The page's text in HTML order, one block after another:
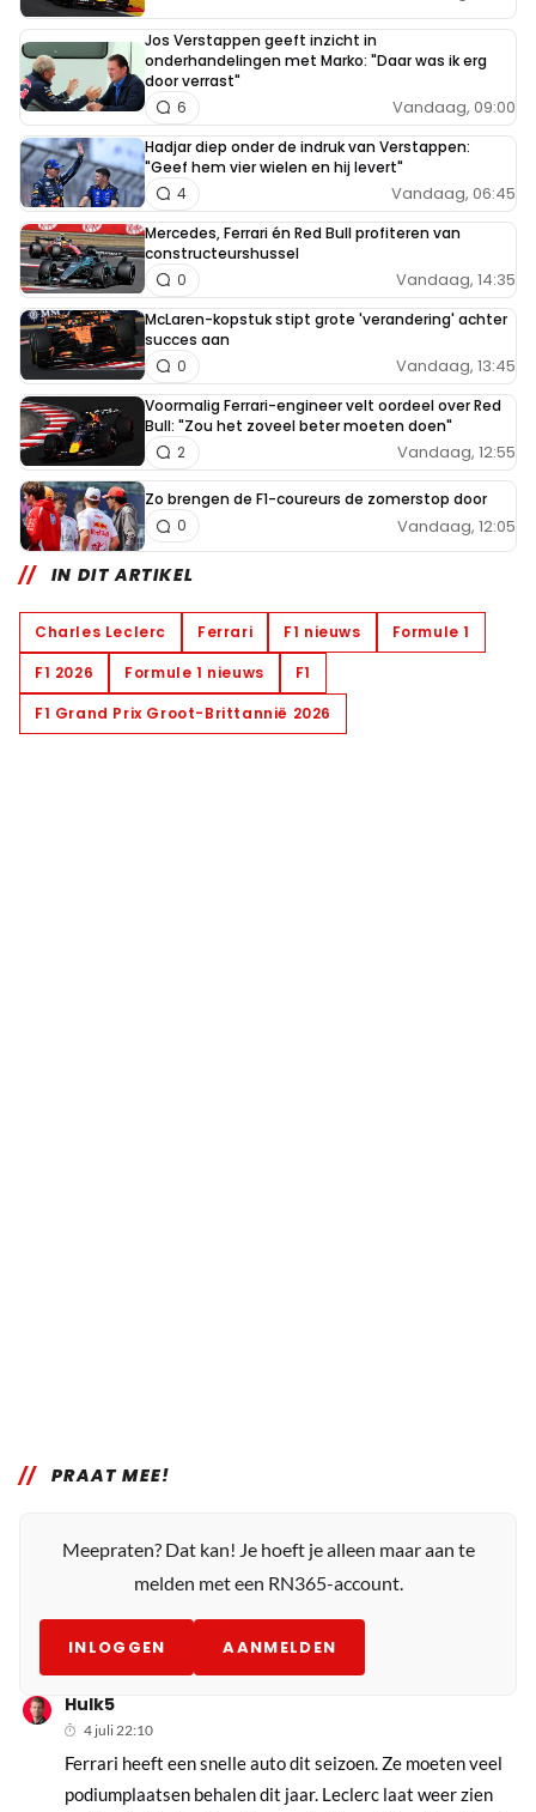
Jos Verstappen geeft inzicht in
onderhandelingen met Marko: "Daar was ik erg
door verrast"
Vandaag, 09:00
6
Hadjar diep onder de indruk van Verstappen:
"Geef hem vier wielen en hij levert"
Vandaag, 06:45
4
Mercedes, Ferrari én Red Bull profiteren van
constructeurshussel
Vandaag, 14:35
0
McLaren-kopstuk stipt grote 'verandering' achter
succes aan
Vandaag, 13:45
0
Voormalig Ferrari-engineer velt oordeel over Red
Bull: "Zou het zoveel beter moeten doen"
Vandaag, 12:55
2
Zo brengen de F1-coureurs de zomerstop door
Vandaag, 12:05
0
IN DIT ARTIKEL
Charles Leclerc Ferrari F1 nieuws
Formule 1
F1 2026
Formule 1 nieuws
F1
F1 Grand Prix Groot-Brittannië 2026
PRAAT MEE!
Meepraten? Dat kan! Je hoeft je alleen maar aan te
melden met een RN365-account.
INLOGGEN AANMELDEN
Hulk5
4 juli 22:10
Ferrari heeft een snelle auto dit seizoen. Ze moeten veel
podiumplaatsen behalen dit jaar. Leclerc laat weer zien